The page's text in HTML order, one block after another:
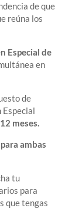
de que
reúna los
Especial de
en
de
Especial
meses.
ambas
tu
para
que tengas